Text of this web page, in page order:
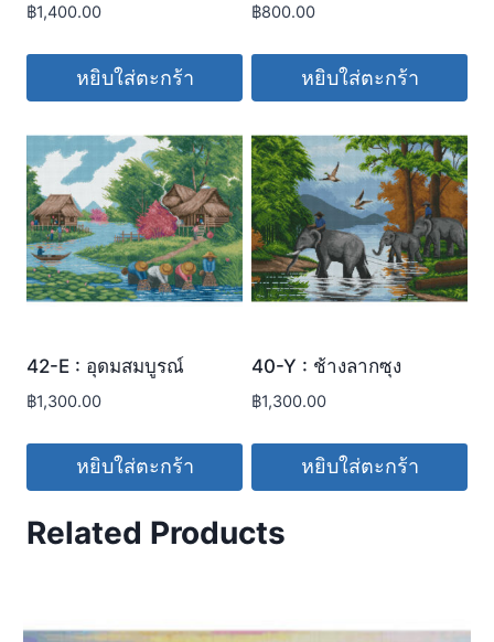
฿1,400.00
หยิบใส่ตะกร้า
฿800.00
หยิบใส่ตะกร้า
42-E : อุดมสมบูรณ์
฿1,300.00
หยิบใส่ตะกร้า
40-Y : ช้างลากซุง
฿1,300.00
หยิบใส่ตะกร้า
Related Products